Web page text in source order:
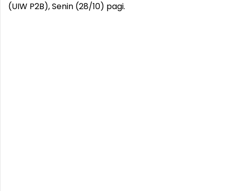
(UIW P2B), Senin (28/10) pagi.